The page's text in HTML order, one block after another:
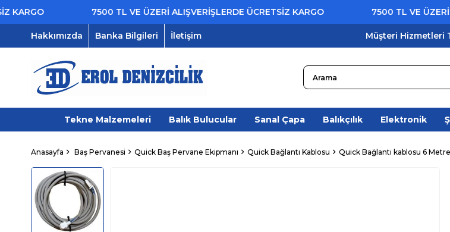
7500 TL VE ÜZERİ ALIŞVERİŞLERDE ÜCRETSİZ KARGO 7500 TL VE ÜZERİ
Hakkımızda Banka Bilgileri İletişim Müşteri Hizmetleri
Tekne Malzemeleri Balık Bulucular Sanal Çapa Balıkçılık Elektronik
Anasayfa Baş Pervanesi Quick Baş Pervane Ekipmanı Quick Bağlantı Kablosu Quick Bağlantı kablosu 6 Metre